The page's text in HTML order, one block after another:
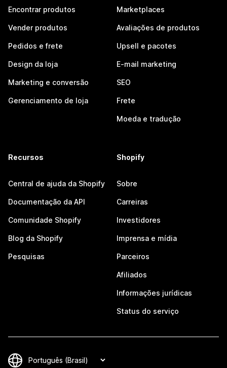
Encontrar produtos
Vender produtos
Pedidos e frete
Design da loja
Marketing e conversão
Gerenciamento de loja
Marketplaces
Avaliações de produtos
Upsell e pacotes
E-mail marketing
SEO
Frete
Moeda e tradução
Recursos
Central de ajuda da Shopify
Documentação da API
Comunidade Shopify
Blog da Shopify
Pesquisas
Shopify
Sobre
Carreiras
Investidores
Imprensa e mídia
Parceiros
Afiliados
Informações jurídicas
Status do serviço